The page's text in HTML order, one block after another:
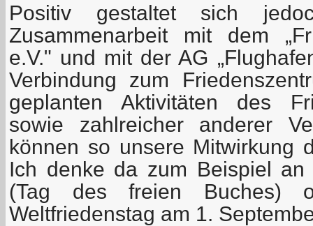
Positiv gestaltet sich
Zusammenarbeit mit dem
e.V." und mit der AG
Verbindung zum
geplanten Aktivitäten des
sowie zahlreicher anderer
können so unsere Mitwirkung
Ich denke da zum Beispiel
(Tag des freien Buches)
Weltfriedenstag am 1.